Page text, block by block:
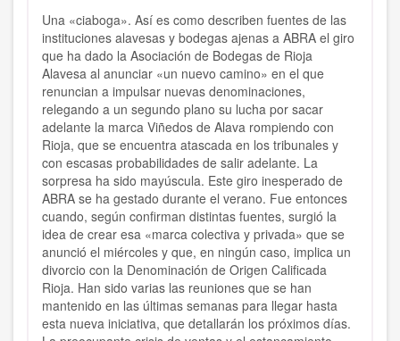
Una «ciaboga». Así es como describen fuentes de las
instituciones alavesas y bodegas ajenas a ABRA el giro
que ha dado la Asociación de Bodegas de Rioja
Alavesa al anunciar «un nuevo camino» en el que
renuncian a impulsar nuevas denominaciones,
relegando a un segundo plano su lucha por sacar
adelante la marca Viñedos de Alava rompiendo con
Rioja, que se encuentra atascada en los tribunales y
con escasas probabilidades de salir adelante. La
sorpresa ha sido mayúscula. Este giro inesperado de
ABRA se ha gestado durante el verano. Fue entonces
cuando, según confirman distintas fuentes, surgió la
idea de crear esa «marca colectiva y privada» que se
anunció el miércoles y que, en ningún caso, implica un
divorcio con la Denominación de Origen Calificada
Rioja. Han sido varias las reuniones que se han
mantenido en las últimas semanas para llegar hasta
esta nueva iniciativa, que detallarán los próximos días.